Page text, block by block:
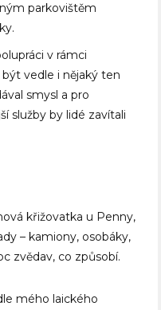
parkovištěm
v rámci
vedle i nějaký ten
smysl a pro
služby by lidé zavítali
křižovatka u Penny,
– kamiony, osobáky,
zvědav, co způsobí.
mého laického